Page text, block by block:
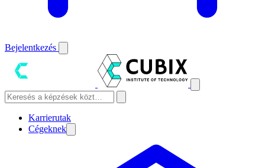
Bejelentkezés
Karrierutak
Cégeknek